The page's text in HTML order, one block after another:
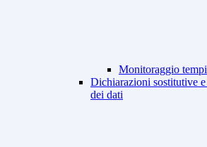
Monitoraggio
Dichiarazioni sostitutive
dei dati